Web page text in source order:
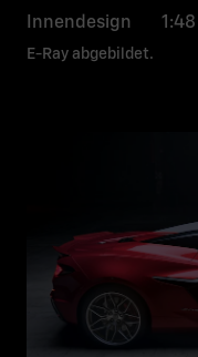
Innendesign 1:48
E-Ray abgebildet.